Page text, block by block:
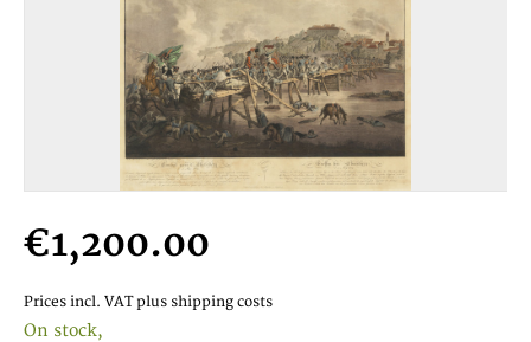
€1,200.00
Prices incl. VAT plus shipping costs
On stock,